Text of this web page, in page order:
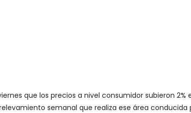
que los precios a nivel consumidor subieron 2%
semanal que realiza ese área conducida